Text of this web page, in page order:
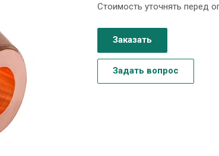
Стоимость уточнять перед
Заказать
Задать вопрос